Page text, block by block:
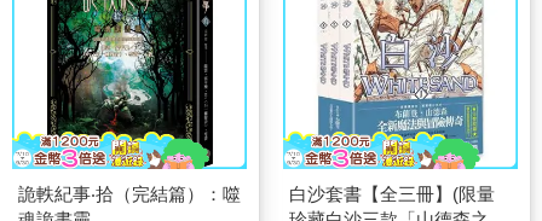
詭軼紀事‧拾（完結篇）：噬
白沙套書【全三冊】(限量